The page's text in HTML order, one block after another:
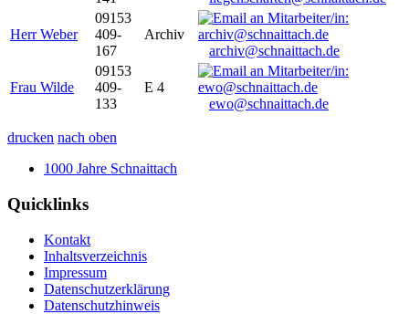
Herr Weber
09153
409-
167
Archiv
archiv@schnaittach.de
Frau Wilde
09153
409-
133
E 4
ewo@schnaittach.de
drucken nach oben
1000 Jahre Schnaittach
Quicklinks
Kontakt
Inhaltsverzeichnis
Impressum
Datenschutzerklärung
Datenschutzhinweis